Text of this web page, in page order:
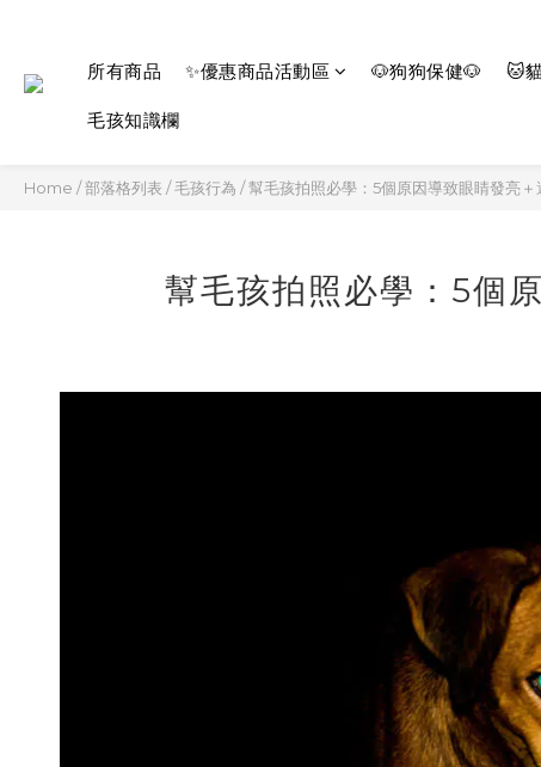
所有商品 ✨優惠商品活動區 🐶狗狗保健🐶 🐱
毛孩知識欄
Home /部落格列表 /毛孩行為 /幫毛孩拍照必學：5個原因導致眼睛發亮＋
幫毛孩拍照必學：5個